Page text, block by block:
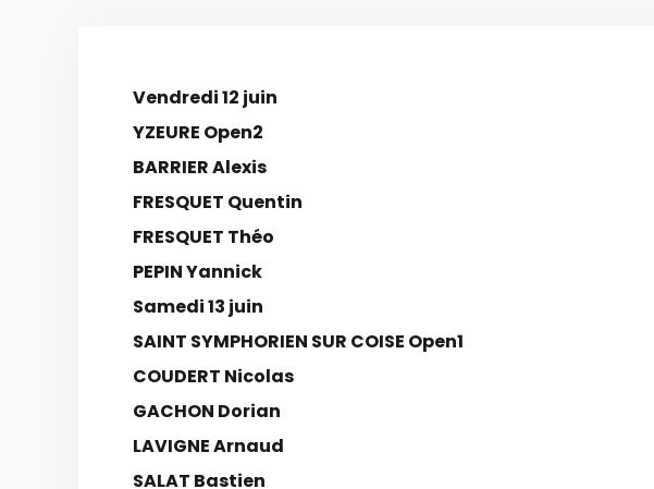
Vendredi 12 juin
YZEURE Open2
BARRIER Alexis
FRESQUET Quentin
FRESQUET Théo
PEPIN Yannick
Samedi 13 juin
SAINT SYMPHORIEN SUR COISE Open1
COUDERT Nicolas
GACHON Dorian
LAVIGNE Arnaud
SALAT Bastien